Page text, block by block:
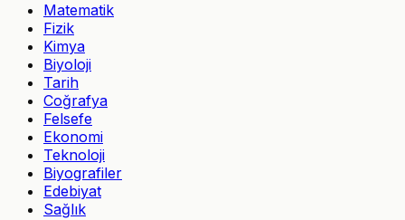
Matematik
Fizik
Kimya
Biyoloji
Tarih
Coğrafya
Felsefe
Ekonomi
Teknoloji
Biyografiler
Edebiyat
Sağlık